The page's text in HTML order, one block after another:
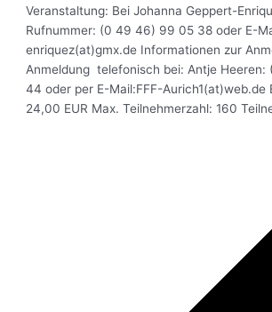
Veranstaltung: Bei Johanna Geppert-
Rufnummer: (0 49 46) 99 05 38 oder E-
enriquez(at)gmx.de Informationen zur
Anmeldung telefonisch bei: Antje Heeren:
44 oder per E-Mail:FFF-Aurich1(at)web.de
24,00 EUR Max. Teilnehmerzahl: 160